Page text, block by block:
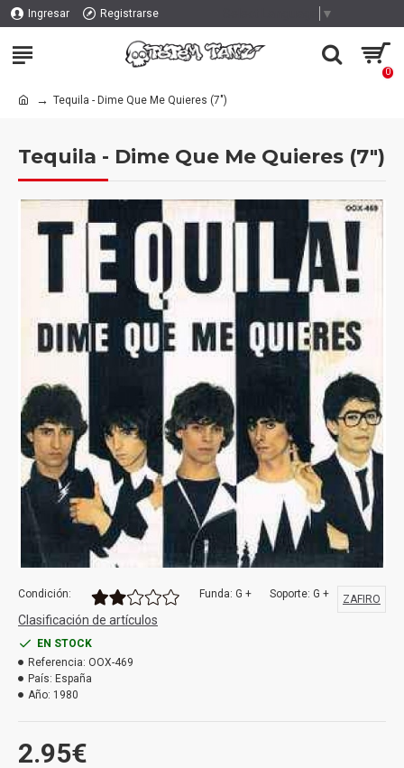
Ingresar Registrarse ▼
0
Tequila - Dime Que Me Quieres (7")
Tequila - Dime Que Me Quieres (7")
2.95€
Condición: Funda: G + Soporte: G +
Clasificación de artículos
EN STOCK
Referencia: OOX-469
País: España
Año: 1980
ZAFIRO